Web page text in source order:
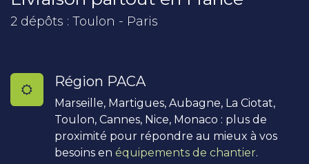
2 dépôts : Toulon - Paris
Région PACA
Marseille, Martigues, Aubagne, La Ciotat,
Toulon, Cannes, Nice, Monaco : plus de
proximité pour répondre au mieux à vos
besoins en équipements de chantier.